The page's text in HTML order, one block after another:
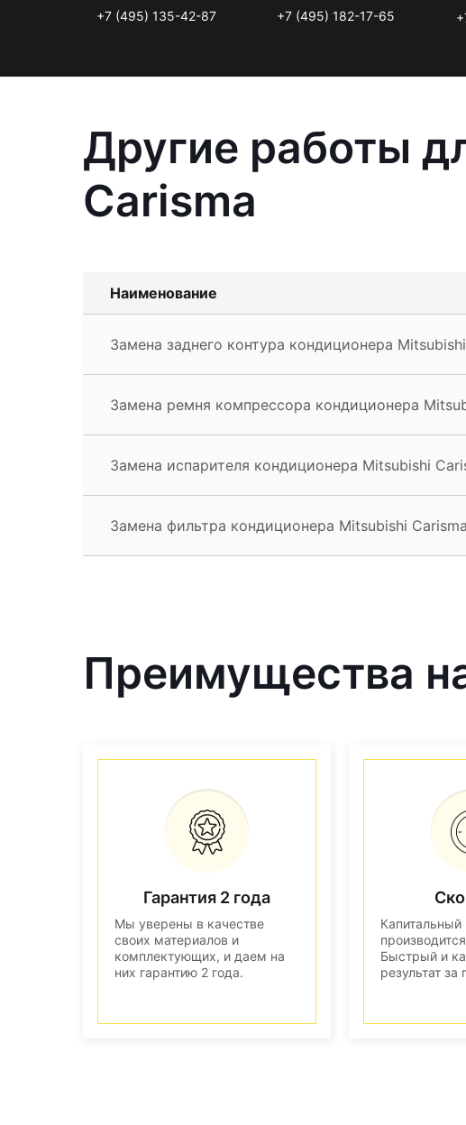
+7 (495) 135-42-87
+7 (495) 182-17-65
Другие работы
Carisma
Наименование
Замена заднего контура кондиционера
Замена ремня компрессора кондиционера
Замена испарителя кондиционера Mitsubishi
Замена фильтра кондиционера Mitsubishi Carisma
Преимущества
Гарантия 2 года
Мы уверены в качестве
своих материалов и
комплектующих, и даем на
них гарантию 2 года.
Быстрый и
результат за